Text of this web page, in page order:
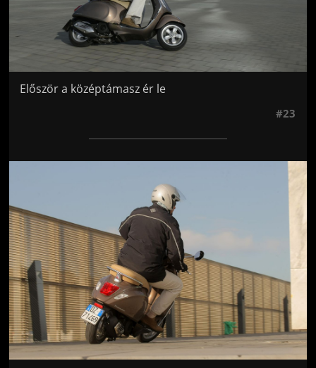
Először a középtámasz ér le
#23
Jön még kép!